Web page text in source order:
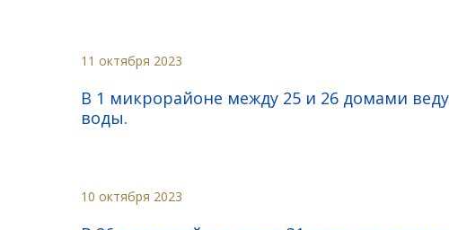
11 октября 2023
В 1 микрорайоне между 25 и 26 домами
воды.
10 октября 2023